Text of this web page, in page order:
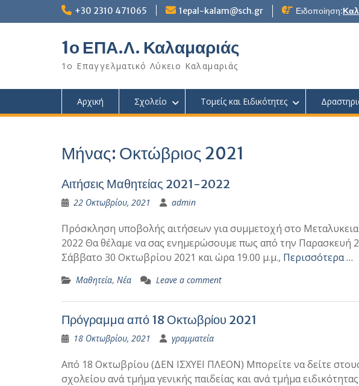
+30 2310 471065 1epal-kalam@sch.gr Ειδοποίηση:
1ο ΕΠΑ.Λ. Καλαμαριάς
1ο Επαγγελματικό Λύκειο Καλαμαριάς
Αρχική Σχολείο Τομείς και Ειδικότητες
Μήνας: Οκτώβριος 2021
Αιτήσεις Μαθητείας 2021-2022
22 Οκτωβρίου, 2021 admin
Πρόσκληση υποβολής αιτήσεων για συμμετοχή στο
2022 Θα θέλαμε να σας ενημερώσουμε πως από την Παρασκευή
Σάββατο 30 Οκτωβρίου 2021 και ώρα 19.00 μ.μ., Περισσότερα …
Μαθητεία, Νέα Leave a comment
Πρόγραμμα από 18 Οκτωβρίου 2021
18 Οκτωβρίου, 2021 γραμματεία
Από 18 Οκτωβρίου (ΔΕΝ ΙΣΧΥΕΙ ΠΛΕΟΝ) Μπορείτε να δείτε
σχολείου ανά τμήμα γενικής παιδείας και ανά τμήμα